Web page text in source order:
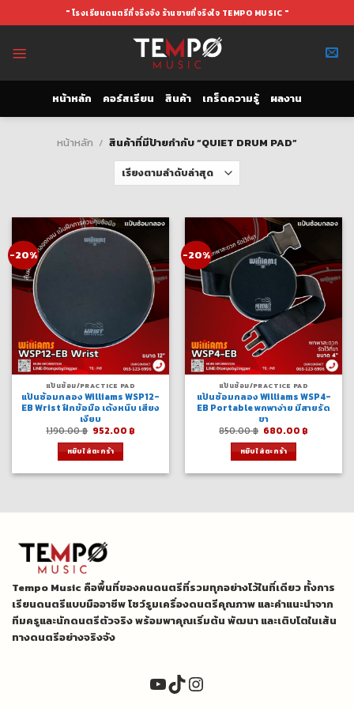
to
" โรงเรียนดนตรีที่จริงจัง ร้านขายที่จริงใจ TEMPO MUSIC "
หน้าหลัก คอร์สเรียน สินค้า เกร็ดความรู้ ผลงาน
หน้าหลัก / สินค้าที่มีป้ายกำกับ “QUIET DRUM PAD”
-20%
แป้นซ้อม/PRACTICE PAD
แป้นซ้อมกลอง Williams WSP12-
EB Wrist ฝึกข้อมือ เด้งหนึบ เสียง
เงียบ
1,190.00฿ Original
was:
1,190.00 ฿.
952.00 ฿Current
หยิบใส่ตะกร้า
-20%
แป้นซ้อม/PRACTICE PAD
แป้นซ้อมกลอง Williams WSP4-
EB Portable พกพาง่าย มีสายรัด
ขา
850.00฿ Original
was:
850.00 ฿.
680.00 ฿Current
หยิบใส่ตะกร้า
Tempo Music คือพื้นที่ของคนดนตรีที่รวมทุกอย่างไว้ในที่เดียว ทั้งการ
เรียนดนตรีแบบมืออาชีพ โชว์รูมเครื่องดนตรีคุณภาพ และคำแนะนำจาก
ทีมครูและนักดนตรีตัวจริง พร้อมพาคุณเริ่มต้น พัฒนา และเติบโตในเส้น
ทางดนตรีอย่างจริงจัง
YouTube
TikTok
Instagram